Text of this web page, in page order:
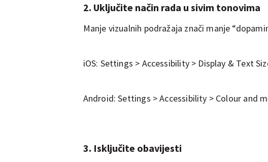
2. Uključite način rada u sivim tonovima
Manje vizualnih podražaja znači manje
iOS: Settings > Accessibility > Display & Text
Android: Settings > Accessibility > Colour and
3. Isključite obavijesti